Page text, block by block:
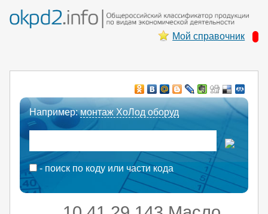
Мой справочник
Например:монтаж ХоЛод оборуд
- поиск по коду или части кода